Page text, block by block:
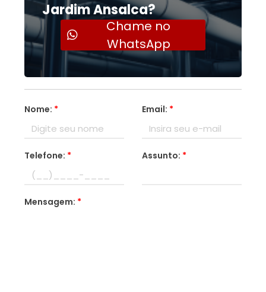
Jardim Ansalca?
Chame no
WhatsApp
Nome: * Email: *
Telefone: * Assunto: *
Mensagem: *